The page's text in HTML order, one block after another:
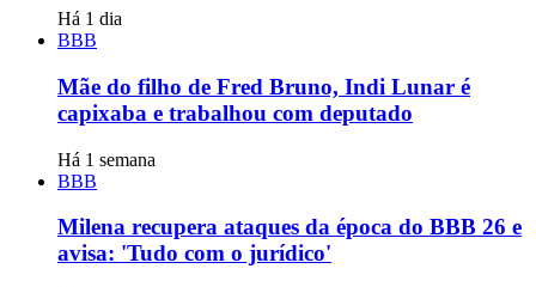
Há 1 dia
BBB
Mãe do filho de Fred Bruno, Indi Lunar é
capixaba e trabalhou com deputado
Há 1 semana
BBB
Milena recupera ataques da época do BBB 26 e
avisa: 'Tudo com o jurídico'